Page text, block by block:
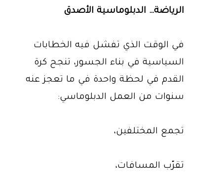
الرياضة… الدبلوماسية الأصدق
في الوقت الذي تفشل فيه الخطابات
السياسية في بناء الجسور، تنجح كرة
القدم في لحظة واحدة في ما تعجز عنه
سنوات من العمل الدبلوماسي:
تجمع المختلفين،
تقرّب المسافات،